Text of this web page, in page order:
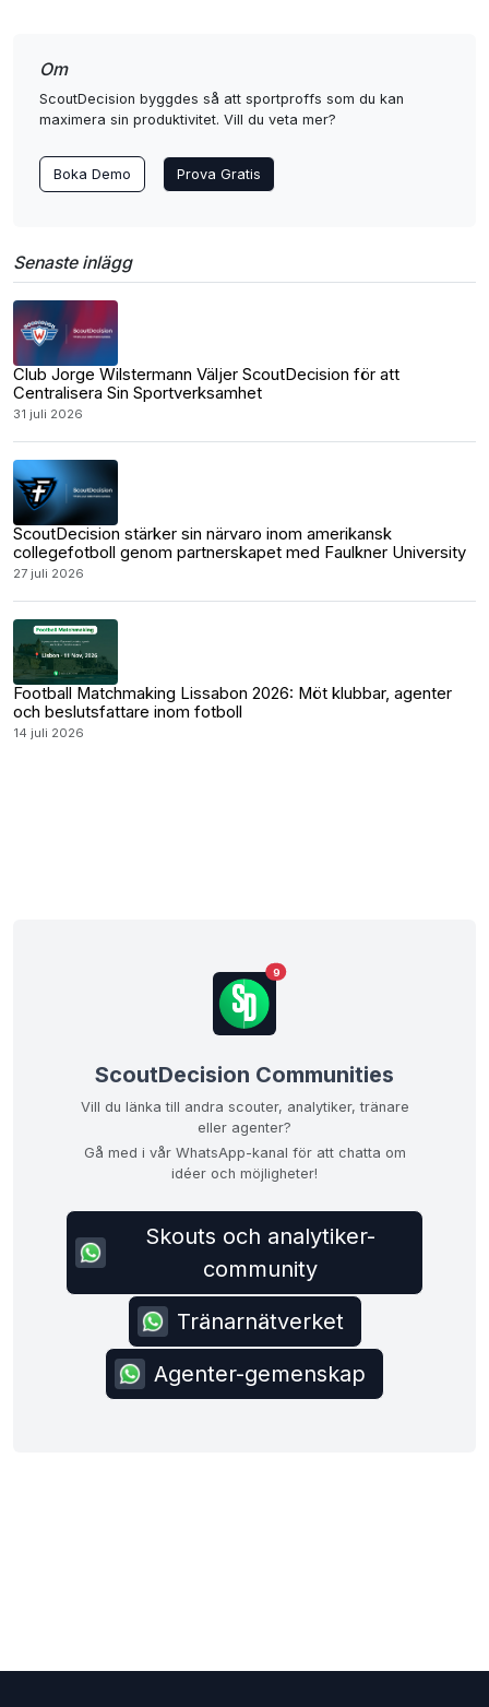
Om
ScoutDecision byggdes så att sportproffs som du kan
maximera sin produktivitet. Vill du veta mer?
Boka Demo Prova Gratis
Senaste inlägg
Club Jorge Wilstermann Väljer ScoutDecision för att
Centralisera Sin Sportverksamhet
31 juli 2026
ScoutDecision stärker sin närvaro inom amerikansk
collegefotboll genom partnerskapet med Faulkner University
27 juli 2026
Football Matchmaking Lissabon 2026: Möt klubbar, agenter
och beslutsfattare inom fotboll
14 juli 2026
9
ScoutDecision Communities
Vill du länka till andra scouter, analytiker, tränare
eller agenter?
Gå med i vår WhatsApp-kanal för att chatta om
idéer och möjligheter!
Skouts och analytiker-
community
Tränarnätverket
Agenter-gemenskap